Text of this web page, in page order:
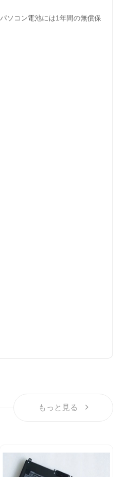
ソコン電池には1年間の無償保
もっと見る